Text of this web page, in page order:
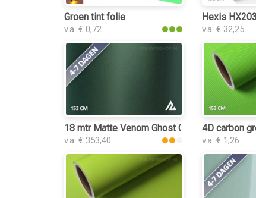
Groen tint folie
v.a. € 0,72
Hexis
v.a. € 32,25
18 mtr Matte Venom Ghost Green 3083 folie
v.a. € 353,40
4D carbon
v.a. € 1,26